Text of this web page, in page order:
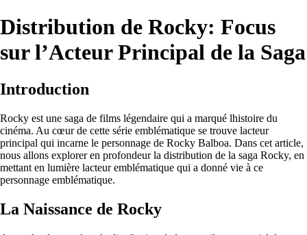
Distribution de Rocky: Focus
sur l’Acteur Principal de la Saga
Introduction
Rocky est une saga de films légendaire qui a marqué lhistoire du
cinéma. Au cœur de cette série emblématique se trouve lacteur
principal qui incarne le personnage de Rocky Balboa. Dans cet article,
nous allons explorer en profondeur la distribution de la saga Rocky, en
mettant en lumière lacteur emblématique qui a donné vie à ce
personnage emblématique.
La Naissance de Rocky